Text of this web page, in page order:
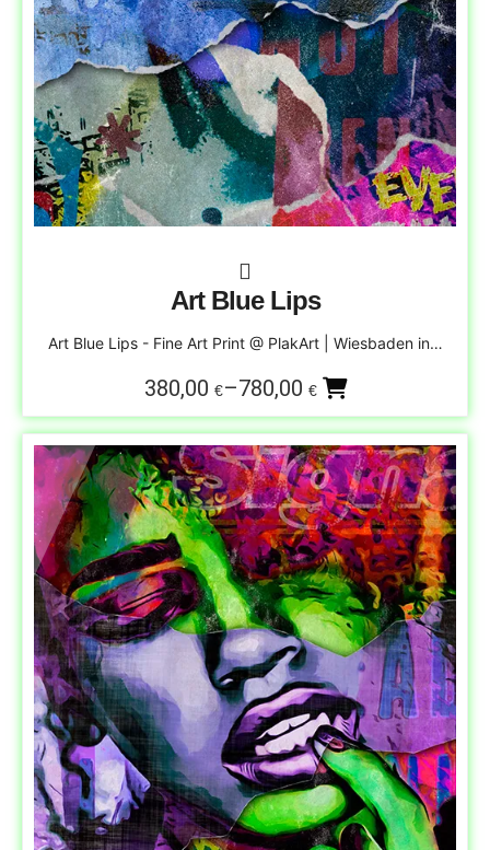
Art Blue Lips
Art Blue Lips - Fine Art Print @ PlakArt | Wiesbaden in…
380,00 €–780,00 €